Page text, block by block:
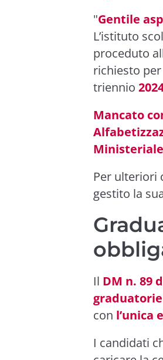
"Gentile
L’istituto
proceduto
richiesto
triennio
Mancato
Ministeriale
Per ulteriori
gestito la
Il DM n. 89
con l’unica
I candidati